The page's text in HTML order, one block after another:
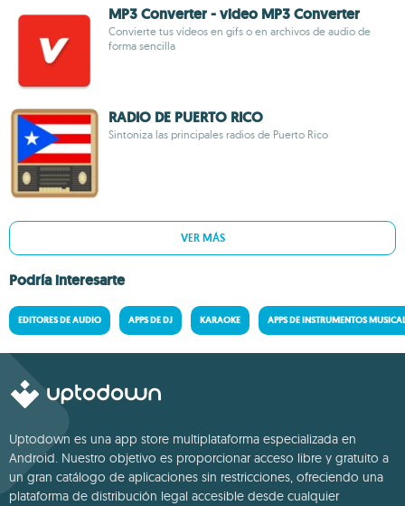
MP3 Converter - video MP3 Converter
Convierte tus vídeos en gifs o en archivos de audio de
forma sencilla
RADIO DE PUERTO RICO
Sintoniza las principales radios de Puerto Rico
VER MÁS
Podría interesarte
EDITORES DE AUDIO APPS DE DJ KARAOKE APPS DE INSTRUMENTOS
Uptodown es una app store multiplataforma especializada en
Android. Nuestro objetivo es proporcionar acceso libre y gratuito a
un gran catálogo de aplicaciones sin restricciones, ofreciendo una
plataforma de distribución legal accesible desde cualquier